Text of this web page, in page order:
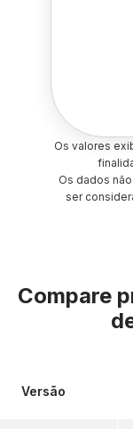
Os valores
Os dados
ser
Compare
Versão